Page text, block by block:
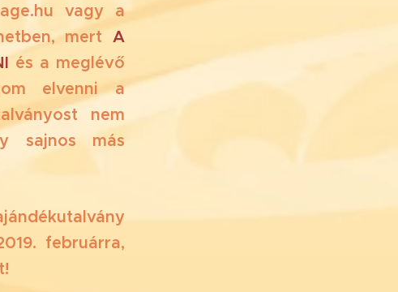
vagy a
mert A
és a meglévő
elvenni a
nem
sajnos más
februárra,